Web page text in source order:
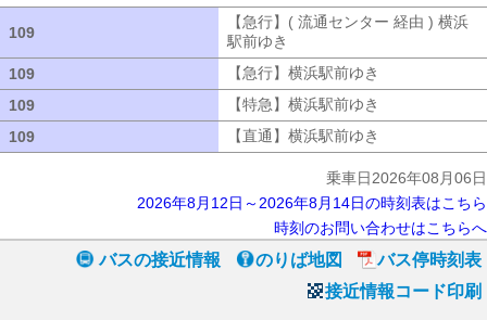
109
【急行】( 流通センター 経由 ) 横浜
駅前ゆき
109
【急行】横浜駅前ゆき
109
【特急】横浜駅前ゆき
109
【直通】横浜駅前ゆき
乗車日2026年08月06日
2026年8月12日～2026年8月14日の時刻表はこちら
時刻のお問い合わせはこちらへ
バスの接近情報 のりば地図
バス停時刻表
接近情報コード印刷